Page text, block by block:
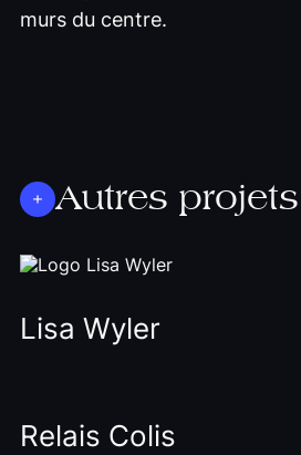
murs du centre.
Autres projets
Lisa Wyler
Relais Colis